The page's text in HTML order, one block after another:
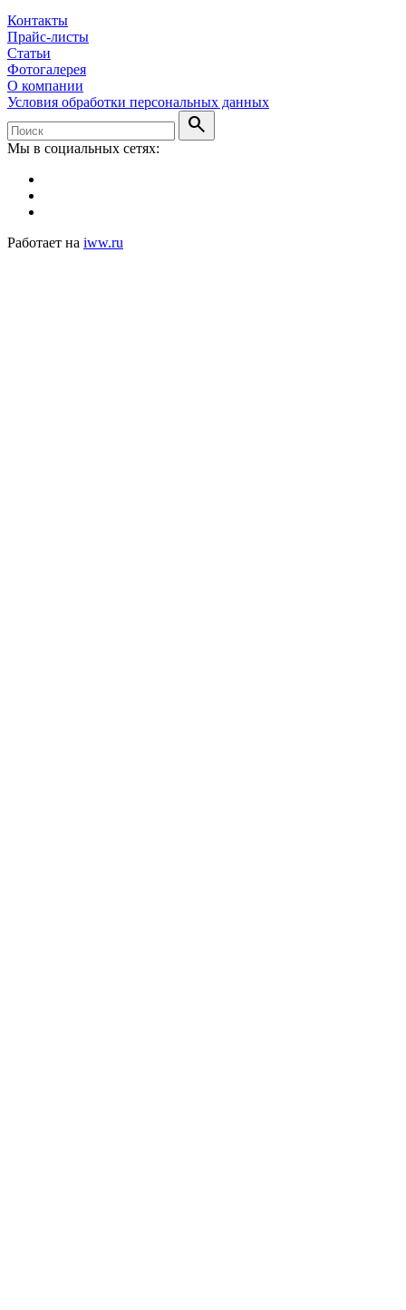
Контакты
Прайс-листы
Статьи
Фотогалерея
О компании
Условия обработки персональных данных
search
Мы в социальных сетях:
Работает на iww.ru